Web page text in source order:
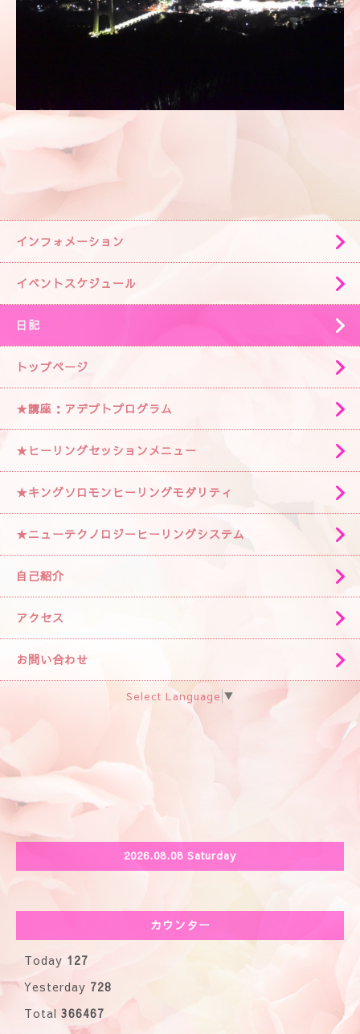
インフォメーション
イベントスケジュール
日記
トップページ
★講座：アデプトプログラム
★ヒーリングセッションメニュー
★キングソロモンヒーリングモダリティ
★ニューテクノロジーヒーリングシステム
自己紹介
アクセス
お問い合わせ
Select Language ▼
2026.08.08 Saturday
カウンター
Today 127
Yesterday 728
Total 366467